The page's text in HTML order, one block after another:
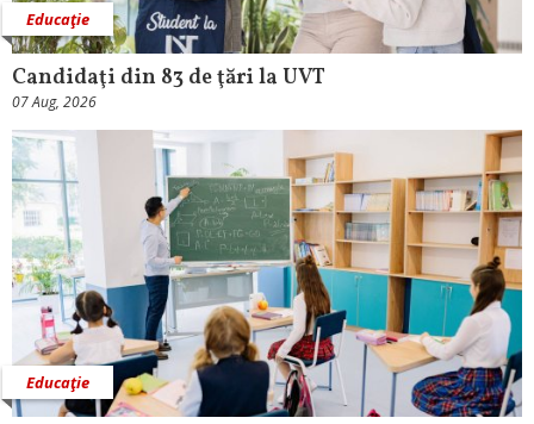
Educaţie
Candidaţi din 83 de ţări la UVT
07 Aug, 2026
Educaţie